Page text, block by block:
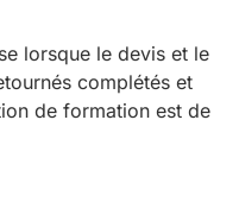
lorsque le devis et le
complétés et
de formation est de